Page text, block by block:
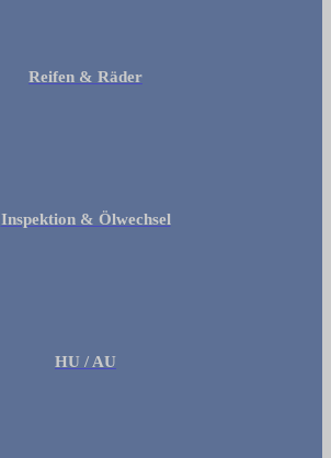
Reifen & Räder
Inspektion & Ölwechsel
HU / AU